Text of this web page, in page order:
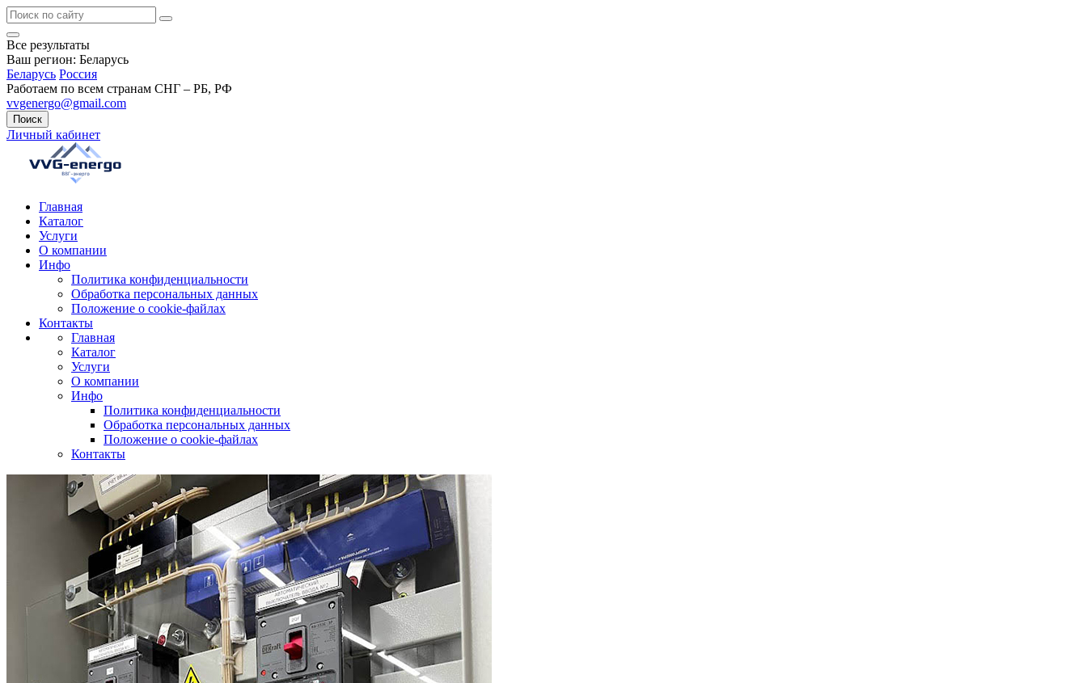
Все результаты
Ваш регион: Беларусь
Беларусь Россия
Работаем по всем странам СНГ – РБ, РФ
vvgenergo@gmail.com
Поиск
Личный кабинет
Главная
Каталог
Услуги
О компании
Инфо
Политика конфиденциальности
Обработка персональных данных
Положение о cookie-файлах
Контакты
Главная
Каталог
Услуги
О компании
Инфо
Политика конфиденциальности
Обработка персональных данных
Положение о cookie-файлах
Контакты